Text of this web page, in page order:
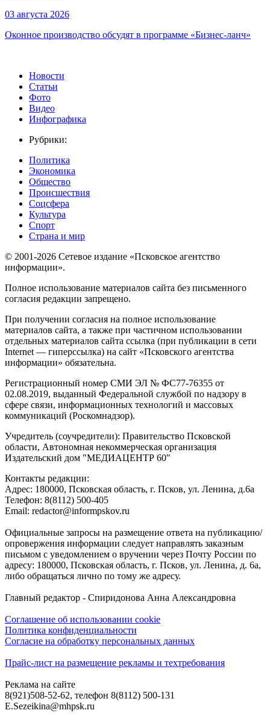
03 августа 2026
Оконное производство обсудят в программе «Бизнес-ланч»
Новости
Статьи
Фото
Видео
Инфографика
Рубрики:
Политика
Экономика
Общество
Происшествия
Соцсфера
Культура
Спорт
Страна и мир
© 2001-2026 Сетевое издание «Псковское агентство
информации».
Полное использование материалов сайта без письменного
согласия редакции запрещено.
При получении согласия на полное использование
материалов сайта, а также при частичном использовании
отдельных материалов сайта ссылка (при публикации в сети
Internet — гиперссылка) на сайт «Псковского агентства
информации» обязательна.
Регистрационный номер СМИ ЭЛ № ФС77-76355 от
02.08.2019, выданный Федеральной службой по надзору в
сфере связи, информационных технологий и массовых
коммуникаций (Роскомнадзор).
Учредитель (соучредители): Правительство Псковской
области, Автономная некоммерческая организация
Издательский дом "МЕДИАЦЕНТР 60"
Контакты редакции:
Адреc: 180000, Псковская область, г. Псков, ул. Ленина, д.6а
Телефон: 8(8112) 500-405
Email: redactor@informpskov.ru
Официальные запросы на размещение ответа на публикацию/
опровержения информации следует направлять заказным
письмом с уведомлением о вручении через Почту России по
адресу: 180000, Псковская область, г. Псков, ул. Ленина, д. 6а,
либо обращаться лично по тому же адресу.
Главный редактор - Спиридонова Анна Александровна
Соглашение об использовании cookie
Политика конфиденциальности
Согласие на обработку персональных данных
Прайс-лист на размещение рекламы и техтребования
Реклама на сайте
8(921)508-52-62, телефон 8(8112) 500-131
E.Sezeikina@mhpsk.ru